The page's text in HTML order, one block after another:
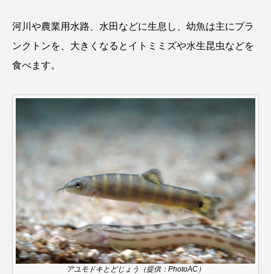
イリエワニ
ウツボ ウナギ ウバザメ
ウマヅラハギ
オオグソクムシ オオサンショウウオ
オショロコマ オスカー オタリア
オットセイ オニヒトデ オワンクラゲ
オーストラリア カイエビ カイギュウ
河川や農業用水路、水田などに生息し、幼魚は主にプラ
ンクトンを、大きくなるとイトミミズや水生昆虫などを
食べます。
アユモドキとどじょう（提供：PhotoAC）